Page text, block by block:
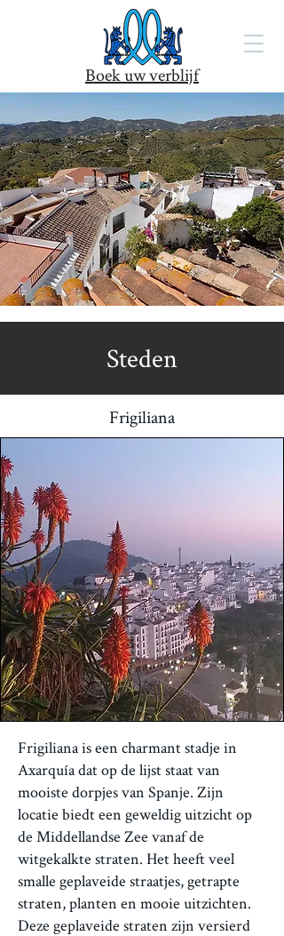
Boek uw verblijf
Steden
Frigiliana
Frigiliana is een charmant stadje in
Axarquía dat op de lijst staat van
mooiste dorpjes van Spanje. Zijn
locatie biedt een geweldig uitzicht op
de Middellandse Zee vanaf de
witgekalkte straten. Het heeft veel
smalle geplaveide straatjes, getrapte
straten, planten en mooie uitzichten.
Deze geplaveide straten zijn versierd